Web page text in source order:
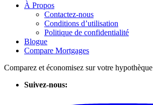
À Propos
Contactez-nous
Conditions d’utilisation
Politique de confidentialité
Blogue
Compare Mortgages
Comparez et économisez sur votre hypothèque
Suivez-nous: